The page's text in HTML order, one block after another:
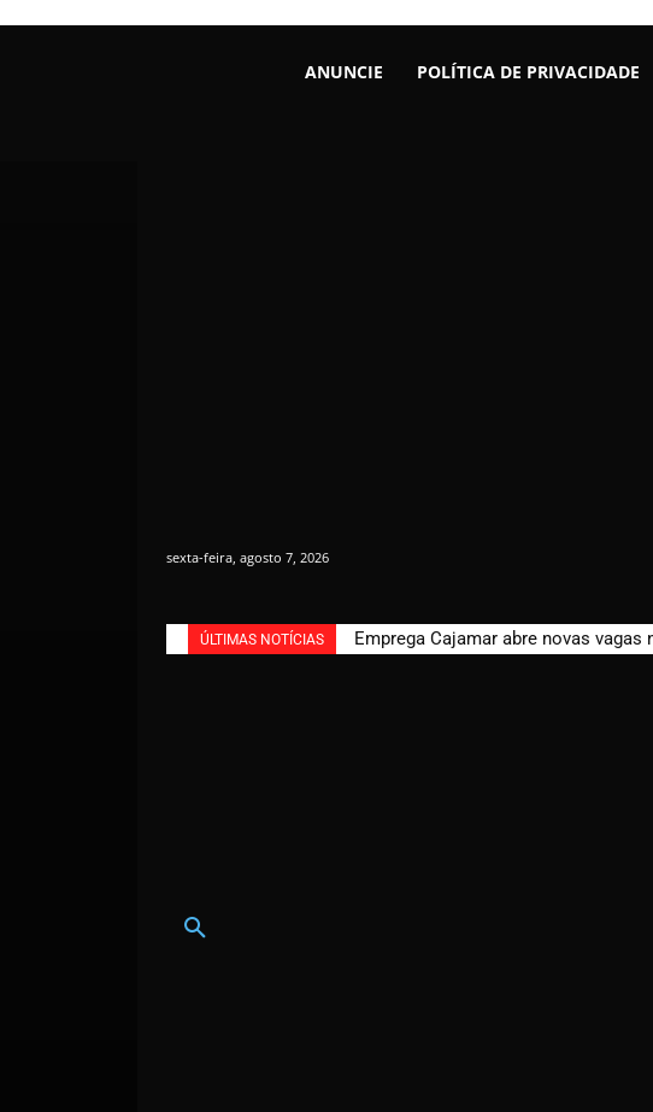
ANUNCIE POLÍTICA DE PRIVACIDADE
sexta-feira, agosto 7, 2026
ÚLTIMAS NOTÍCIAS Emprega Cajamar abre novas